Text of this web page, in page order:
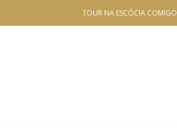
TOUR NA ESCÓCIA COMIGO